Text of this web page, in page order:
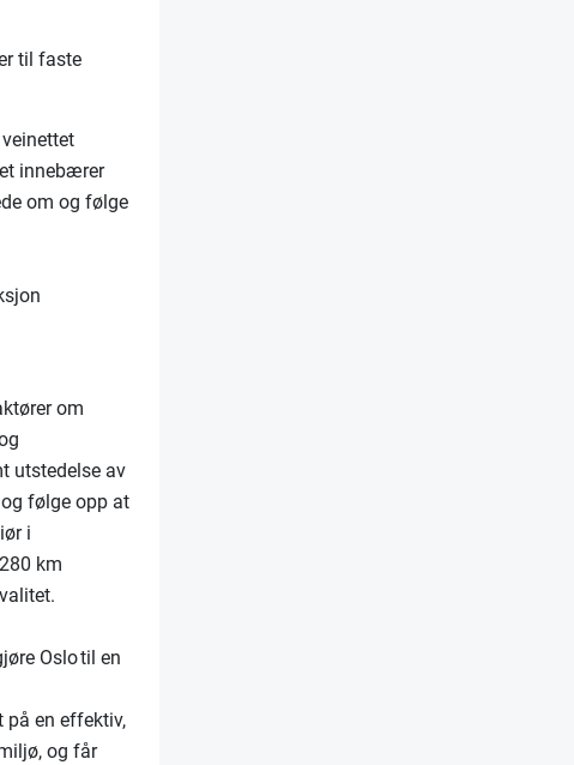
til faste
innebærer
om og følge
om
utstedelse av
følge opp at
i
km
Oslo til en
på en effektiv,
og får